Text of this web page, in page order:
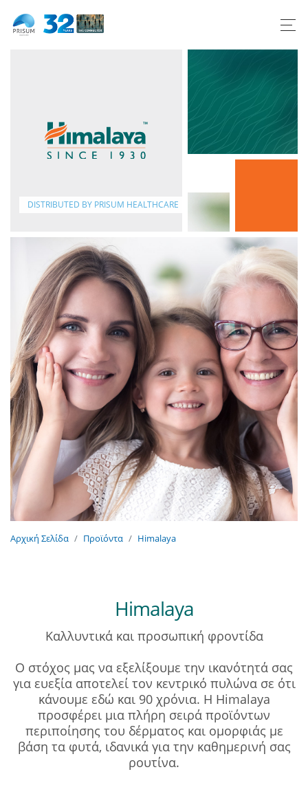
DISTRIBUTED BY PRISUM HEALTHCARE
Αρχική Σελίδα Προϊόντα Himalaya
Himalaya
Καλλυντικά και προσωπική φροντίδα
Ο στόχος μας να εξελίξουμε την ικανότητά σας
για ευεξία αποτελεί τον κεντρικό πυλώνα σε ότι
κάνουμε εδώ και 90 χρόνια. Η Himalaya
προσφέρει μια πλήρη σειρά προϊόντων
περιποίησης του δέρματος και ομορφιάς με
βάση τα φυτά, ιδανικά για την καθημερινή σας
ρουτίνα.